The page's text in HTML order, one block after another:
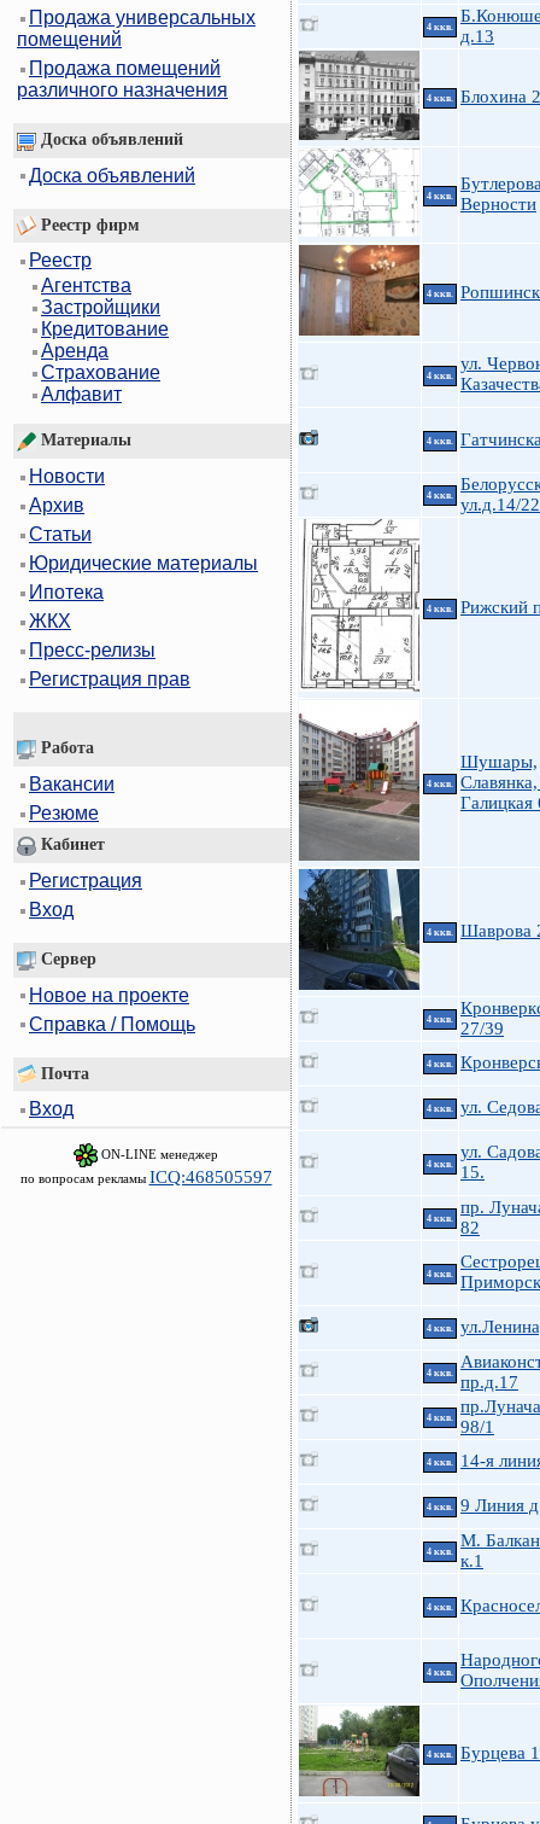
Продажа универсальных
помещений
Продажа помещений
различного назначения
Доска объявлений
Доска объявлений
Реестр фирм
Реестр
Агентства
Застройщики
Кредитование
Аренда
Страхование
Алфавит
Материалы
Новости
Архив
Статьи
Юридические материалы
Ипотека
ЖКХ
Пресс-релизы
Регистрация прав
Работа
Вакансии
Резюме
Кабинет
Регистрация
Вход
Сервер
Новое на проекте
Справка / Помощь
Почта
Вход
ON-LINE менеджер
по вопросам рекламы ICQ:468505597
4 ккв.
д.13
4 ккв. Блохина
4 ккв.
Верности
4 ккв.
4 ккв.
ул.
4 ккв.
4 ккв.
ул.д.14/22
4 ккв. Рижский
4 ккв.
Шушары,
Галицкая
4 ккв. Шаврова
4 ккв.
27/39
4 ккв.
4 ккв. ул.
4 ккв.
ул.
15.
4 ккв.
пр.
82
4 ккв.
4 ккв.
4 ккв.
пр.д.17
4 ккв.
98/1
4 ккв. 14-я
4 ккв. 9 Линия
4 ккв.
М.
к.1
4 ккв.
4 ккв.
4 ккв. Бурцева